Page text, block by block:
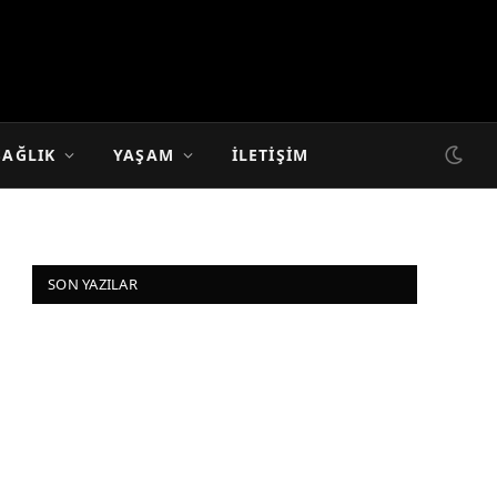
YAŞAM İLETIŞIM
SON YAZILAR